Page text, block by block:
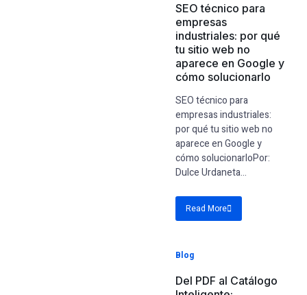
SEO técnico para
empresas
industriales: por qué
tu sitio web no
aparece en Google y
cómo solucionarlo
SEO técnico para
empresas industriales:
por qué tu sitio web no
aparece en Google y
cómo solucionarloPor:
Dulce Urdaneta...
Read More
Blog
Del PDF al Catálogo